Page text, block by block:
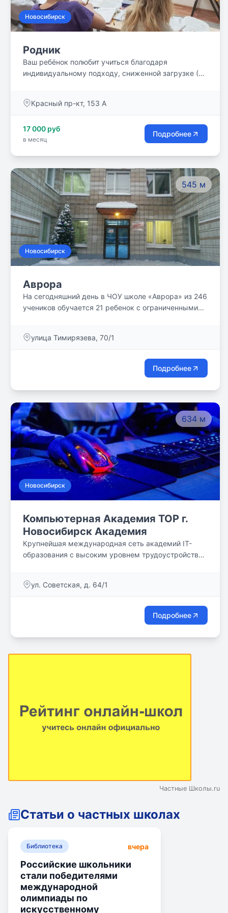
Новосибирск
Родник
Ваш ребёнок полюбит учиться благодаря
индивидуальному подходу, сниженной загрузке (4-
​Красный пр-кт, 153 А
17 000 руб
в месяц
Подробнее
545 м
Новосибирск
Аврора
На сегодняшний день в ЧОУ школе «Аврора» из 246
учеников обучается 21 ребенок с ограниченными
задержкой психического и речевого развития, дети
церебральным параличом, слабослышащие дети, а
также с физическими недостатками и соматически
программы, реализация которых позволяет не
только добиваться освоения образовательных
стандартов, но и обеспечивать полноценную
социализацию обучающихся.
улица Тимирязева, 70/1
Подробнее
634 м
Новосибирск
Компьютерная Академия TOP г.
Новосибирск Академия
Крупнейшая международная сеть академий IT-
образования с высоким уровнем трудоустройства
ул. Советская, д. 64/1
Подробнее
Частные Школы.ru
Статьи о частных школах
Библиотека вчера
Российские школьники
стали победителями
международной
олимпиады по
искусственному